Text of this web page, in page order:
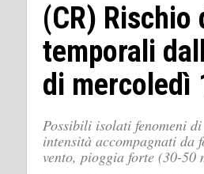
(CR)
temporali
di mercoledì
Possibili isolati fenomeni
intensità accompagnati da
vento, pioggia forte (30-50